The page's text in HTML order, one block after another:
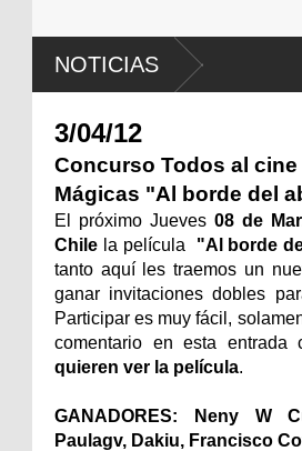
NOTICIAS
3/04/12
Concurso Todos al
Mágicas "Al borde del
El próximo Jueves 08 de
Chile la película "Al borde
tanto aquí les traemos un
ganar invitaciones dobles
Participar es muy fácil,
comentario en esta entrada
quieren ver la película.
GANADORES: Neny W
Paulagv, Dakiu, Francisco